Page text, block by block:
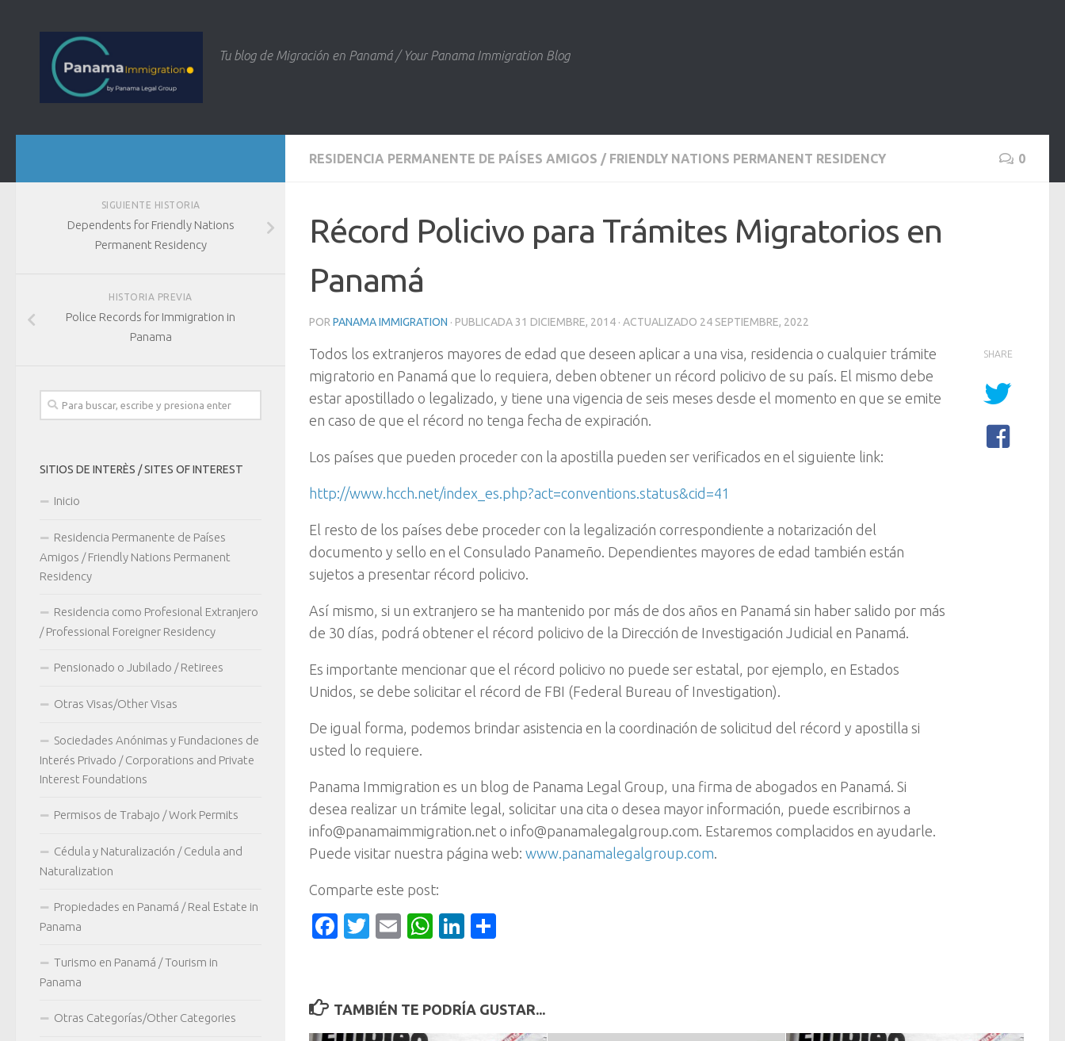
Tu blog de Migración en Panamá / Your Panama Immigration Blog
RESIDENCIA PERMANENTE DE PAÍSES AMIGOS / FRIENDLY NATIONS PERMANENT RESIDENCY 0
Récord Policivo para Trámites Migratorios en
Panamá
POR PANAMA IMMIGRATION · PUBLICADA 31 DICIEMBRE, 2014 · ACTUALIZADO 24 SEPTIEMBRE, 2022
Todos los extranjeros mayores de edad que deseen aplicar a una visa, residencia o cualquier trámite
migratorio en Panamá que lo requiera, deben obtener un récord policivo de su país. El mismo debe
estar apostillado o legalizado, y tiene una vigencia de seis meses desde el momento en que se emite
en caso de que el récord no tenga fecha de expiración.
Los países que pueden proceder con la apostilla pueden ser verificados en el siguiente link:
http://www.hcch.net/index_es.php?act=conventions.status&cid=41
El resto de los países debe proceder con la legalización correspondiente a notarización del
documento y sello en el Consulado Panameño. Dependientes mayores de edad también están
sujetos a presentar récord policivo.
Así mismo, si un extranjero se ha mantenido por más de dos años en Panamá sin haber salido por más
de 30 días, podrá obtener el récord policivo de la Dirección de Investigación Judicial en Panamá.
Es importante mencionar que el récord policivo no puede ser estatal, por ejemplo, en Estados
Unidos, se debe solicitar el récord de FBI (Federal Bureau of Investigation).
De igual forma, podemos brindar asistencia en la coordinación de solicitud del récord y apostilla si
usted lo requiere.
Panama Immigration es un blog de Panama Legal Group, una firma de abogados en Panamá. Si
desea realizar un trámite legal, solicitar una cita o desea mayor información, puede escribirnos a
info@panamaimmigration.net o info@panamalegalgroup.com. Estaremos complacidos en ayudarle.
Puede visitar nuestra página web: www.panamalegalgroup.com
Comparte este post:
Facebook
Twitter
EmailWhatsApp
LinkedIn
SHARE
TAMBIÉN TE PODRÍA GUSTAR...
SIGUIENTE HISTORIA
Dependents for Friendly Nations
Permanent Residency
HISTORIA PREVIA
Police Records for Immigration in
Panama
SITIOS DE INTERÈS / SITES OF INTEREST
Inicio
Residencia Permanente de Países
Amigos / Friendly Nations Permanent
Residency
Residencia como Profesional Extranjero
/ Professional Foreigner Residency
Pensionado o Jubilado / Retirees
Otras Visas/Other Visas
Sociedades Anónimas y Fundaciones de
Interés Privado / Corporations and Private
Interest Foundations
Permisos de Trabajo / Work Permits
Cédula y Naturalización / Cedula and
Naturalization
Propiedades en Panamá / Real Estate in
Panama
Turismo en Panamá / Tourism in
Panama
Otras Categorías/Other Categories